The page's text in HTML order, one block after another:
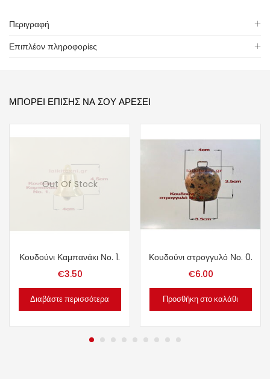
Περιγραφή
Επιπλέον πληροφορίες
ΜΠΟΡΕΊ ΕΠΊΣΗΣ ΝΑ ΣΟΥ ΑΡΈΣΕΙ
Out Of Stock
Κουδούνι Καμπανάκι Νο. 1.
€3.50
Διαβάστε περισσότερα
Κουδούνι στρογγυλό Νο. 0.
€6.00
Προσθήκη στο καλάθι